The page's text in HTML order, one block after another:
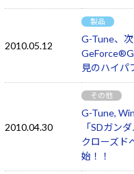
2010.05.12
製品
G-Tune、
見のハイパ
2010.04.30
その他
G-Tune,
「SDガン
クローズド
始！！